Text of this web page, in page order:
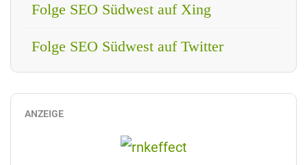
Folge SEO Südwest auf Xing
Folge SEO Südwest auf Twitter
ANZEIGE